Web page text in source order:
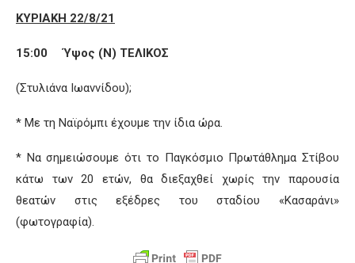
ΚΥΡΙΑΚΗ 22/8/21
15:00 Ύψος (Ν) ΤΕΛΙΚΟΣ
(Στυλιάνα Ιωαννίδου);
* Με τη Ναϊρόμπι έχουμε την ίδια ώρα.
* Να σημειώσουμε ότι το Παγκόσμιο Πρωτάθλημα Στίβου
κάτω των 20 ετών, θα διεξαχθεί χωρίς την παρουσία
θεατών στις εξέδρες του σταδίου «Κασαράνι»
(φωτογραφία).